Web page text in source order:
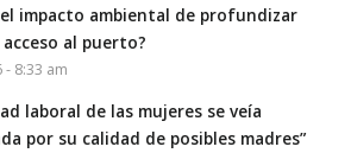
el impacto ambiental de profundizar
al puerto?
8:33 am
laboral de las mujeres se veía
por su calidad de posibles madres”